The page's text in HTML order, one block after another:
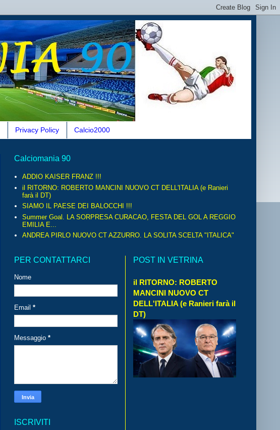
Privacy Policy Calcio2000
Calciomania 90
ADDIO KAISER FRANZ !!!
il RITORNO: ROBERTO MANCINI NUOVO CT DELL'ITALIA (e Ranieri
farà il DT)
SIAMO IL PAESE DEI BALOCCHI !!!
Summer Goal. LA SORPRESA CURACAO, FESTA DEL GOL A REGGIO
EMILIA E...
ANDREA PIRLO NUOVO CT AZZURRO. LA SOLITA SCELTA "ITALICA"
PER CONTATTARCI
Nome
Email *
Messaggio *
ISCRIVITI
POST IN VETRINA
il RITORNO: ROBERTO
MANCINI NUOVO CT
DELL'ITALIA (e Ranieri farà il
DT)